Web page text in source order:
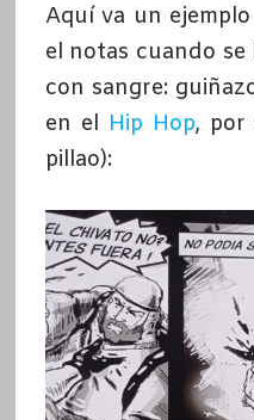
Aquí va un
el notas cuando se
con sangre:
en el Hip Hop, por
pillao):